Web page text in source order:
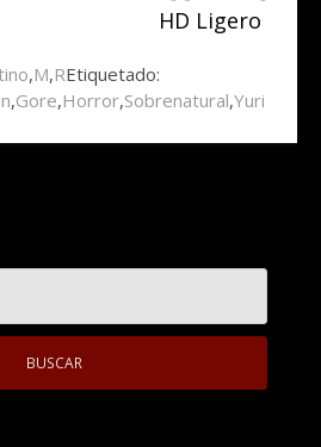
HD Ligero
,M,REtiquetado:
,Gore,Horror,Sobrenatural,Yuri